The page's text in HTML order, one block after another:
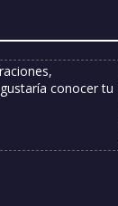
conocer tu